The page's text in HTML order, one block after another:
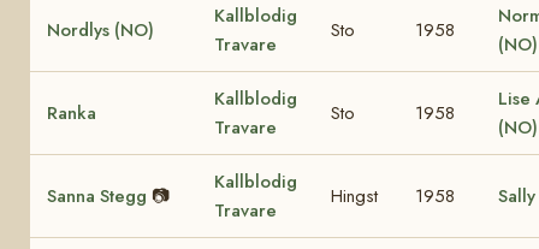
Nordlys (NO)
Kallblodig
Travare
Sto 1958
Ranka
Kallblodig
Travare
Sto 1958
Lise
Sanna Stegg 📷
Kallblodig
Travare
Hingst 1958 Sally